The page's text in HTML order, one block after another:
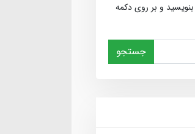
و بر روی دکمه
جستجو